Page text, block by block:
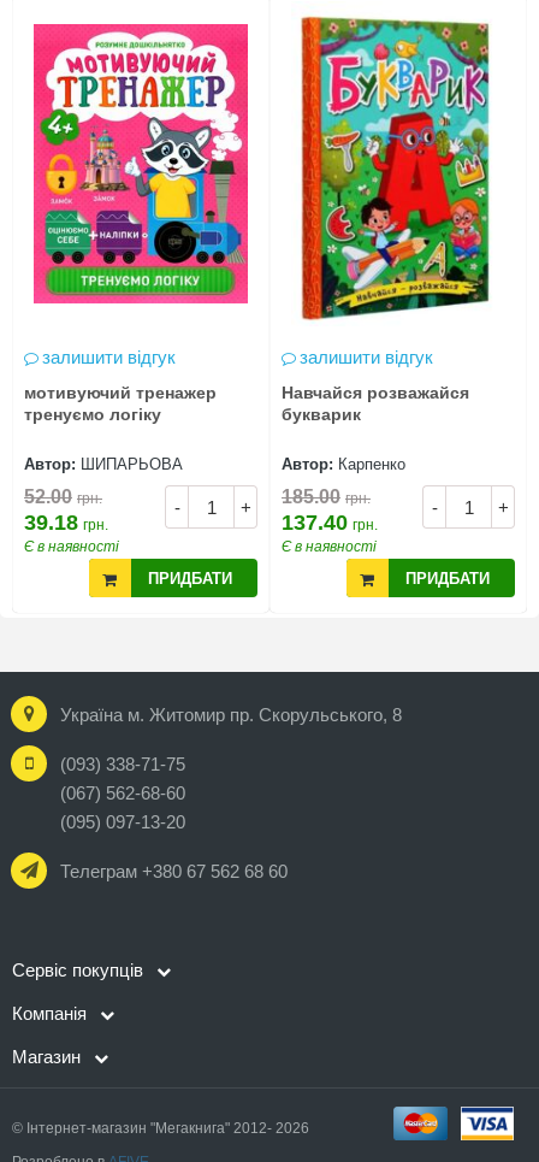
залишити відгук
мотивуючий тренажер
тренуємо логіку
Автор: ШИПАРЬОВА
- +
52.00 грн.
39.18 грн.
Є в наявності
ПРИДБАТИ
залишити відгук
Навчайся розважайся
букварик
Автор: Карпенко
- +
185.00 грн.
137.40 грн.
Є в наявності
ПРИДБАТИ
Україна м. Житомир пр. Скорульського, 8
(093) 338-71-75
(067) 562-68-60
(095) 097-13-20
Телеграм +380 67 562 68 60
Сервіс покупців
Компанія
Магазин
© Інтернет-магазин "Мегакнига" 2012- 2026